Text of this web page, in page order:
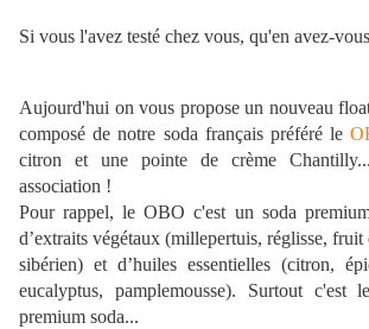
Si vous l'avez testé chez vous, qu'en avez-
Aujourd'hui on vous propose un nouveau
composé de notre soda français préféré le
citron et une pointe de crème
association !
Pour rappel, le OBO c'est un soda
d’extraits végétaux (millepertuis, réglisse,
sibérien) et d’huiles essentielles (citron,
eucalyptus, pamplemousse). Surtout c'est
premium soda...